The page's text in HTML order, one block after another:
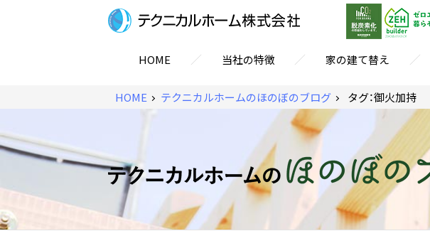
HOME ／ 当社の特徴 ／ 家の建て替え ／
HOME テクニカルホームのほのぼのブログ タグ：御火加持